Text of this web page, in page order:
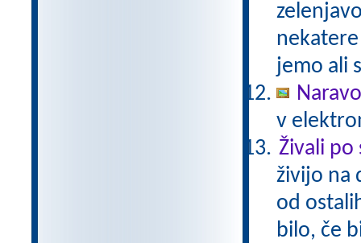
jemo ali
v
Živali po
živijo na
od
bilo, če